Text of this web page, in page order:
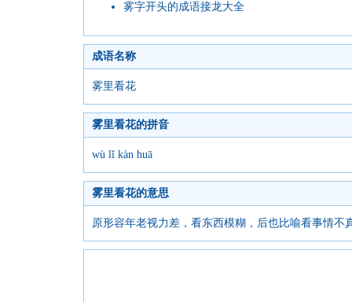
雾字开头的成语接龙大全
成语名称
雾里看花
雾里看花的拼音
wù lǐ kàn huā
雾里看花的意思
原形容年老视力差，看东西模糊，后也比喻看事情不